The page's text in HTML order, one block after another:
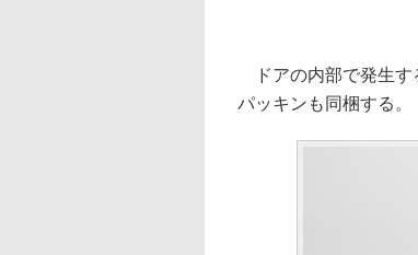
ドアの内部で発生す
パッキンも同梱する。